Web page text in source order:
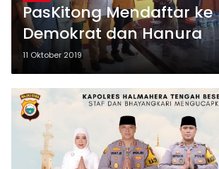
PasKitong Mendaftar ke
Demokrat dan Hanura
11 Oktober 2019